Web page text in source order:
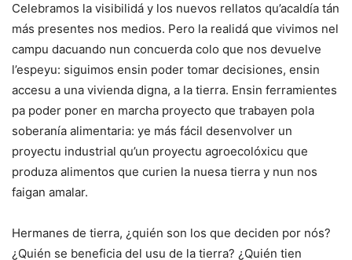
Celebramos la visibilidá y los nuevos rellatos qu’acaldía tán
más presentes nos medios. Pero la realidá que vivimos nel
campu dacuando nun concuerda colo que nos devuelve
l’espeyu: siguimos ensin poder tomar decisiones, ensin
accesu a una vivienda digna, a la tierra. Ensin ferramientes
pa poder poner en marcha proyecto que trabayen pola
soberanía alimentaria: ye más fácil desenvolver un
proyectu industrial qu’un proyectu agroecolóxicu que
produza alimentos que curien la nuesa tierra y nun nos
faigan amalar.
Hermanes de tierra, ¿quién son los que deciden por nós?
¿Quién se beneficia del usu de la tierra? ¿Quién tien